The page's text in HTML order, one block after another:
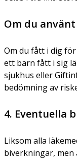
Om du
Om du fått i dig
ett barn fått i sig
sjukhus eller
bedömning av
4. Eventuella
Liksom alla
biverkningar, men